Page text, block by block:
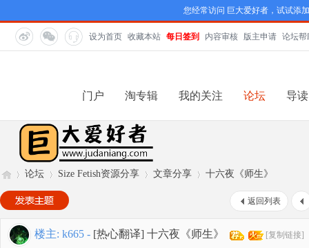
您经常访问 巨大爱好者，试试添
设为首页 收藏本站 每日签到 内容审核 版主申请 论坛帮
门户 淘专辑 我的关注 论坛 导读
巨 »
论坛
›
Size Fetish资源分享
›
文章分享
›
十六夜《师生》
返回列表
楼主: k665 - [热心翻译] 十六夜《师生》 [复制链接]